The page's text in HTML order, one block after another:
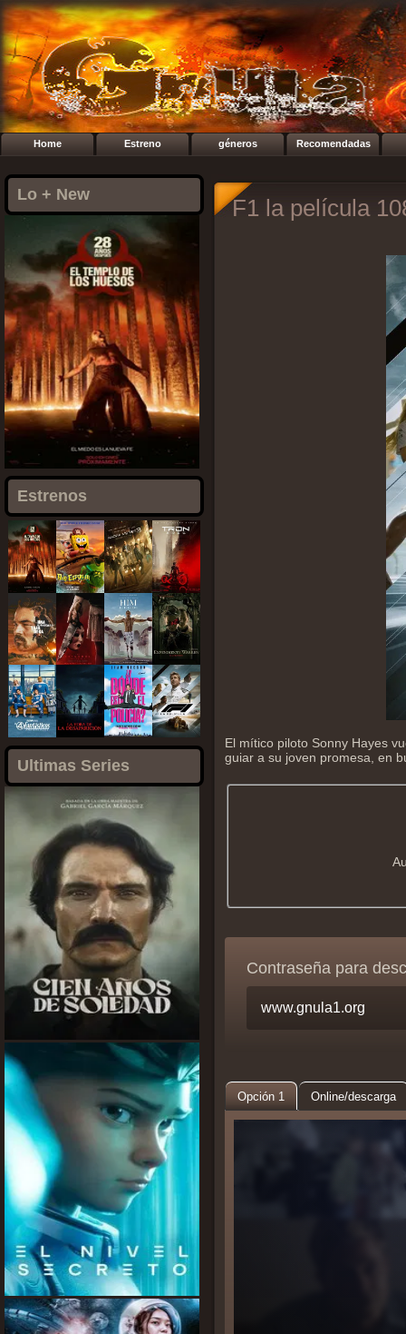
Home Estreno géneros Recomendadas
Lo + New
Estrenos
Ultimas Series
F1 la película
El mítico piloto Sonny Hayes
guiar a su joven promesa, en
Contraseña para
Opción 1 Online/descarga